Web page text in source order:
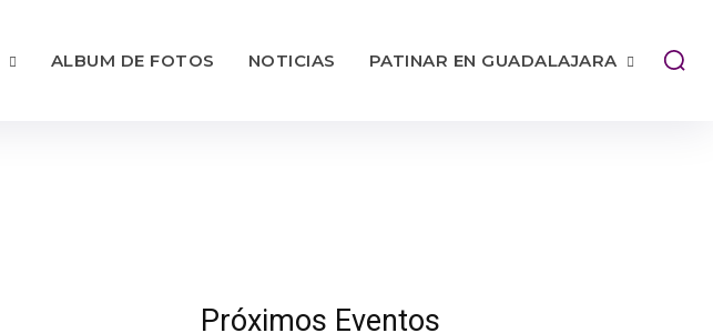
ALBUM DE FOTOS NOTICIAS PATINAR EN GUADALAJARA
Próximos Eventos